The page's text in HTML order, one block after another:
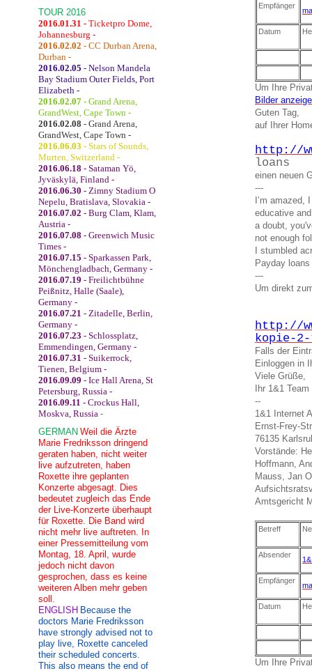
Empfänger
Datum
Um Ihre
Bilder
Guten Tag,
auf Ihrer
http://
loans
einen neuen
---
I’m amazed,
educative
a doubt,
not enough
I stumbled
Payday loans
---
Um direkt
http://
kopie-
Falls der
Einloggen in
Viele Grüße,
Ihr 1&1 Team
--
1&1 Internet
Ernst-Frey-
76135
Vorstände:
Hoffmann,
Mauss, Jan
Amtsgericht
Betreff
Absender
Empfänger
Datum
Um Ihre
TOUR 2016
2016.01.31 - Ticketpro Dome,
Johannesburg -
2016.02.02 - CC Durban Arena,
Durban -
2016.02.05 - Nelson Mandela
Bay Stadium Outer Fields, Port
Elizabeth -
2016.02.07 - Grand Arena,
GrandWest, Cape Town -
2016.02.08 - Grand Arena,
GrandWest, Cape Town -
2016.06.03 - Stars of Sounds,
Murten, Switzerland -
2016.06.18 - Sataman Yö,
Jyväskylä, Finland -
2016.06.30 - Zimny Stadium O
Nepelu, Bratislava, Slovakia -
2016.07.02 - Burg Clam, Klam,
Austria -
2016.07.08 - Greenwich Music
Times -
2016.07.15 - Sparkassen Park,
Mönchengladbach, Germany -
2016.07.19 - Freilichtbühne
Peißnitz, Halle (Saale),
Germany -
2016.07.21 - Zitadelle, Berlin,
Germany -
2016.07.23 - Schlossplatz,
Emmendingen, Germany -
2016.07.31 - Suikerrock,
Tienen, Belgium -
2016.09.09 - Ice Hall Arena, St
Petersburg, Russia -
2016.09.11 - Crockus Hall,
Moskva, Russia -
GERMAN Weil die Ärzte
Marie Fredriksson dringend
geraten haben, nicht weiter
live aufzutreten, haben
Roxette ihre geplanten
Konzerte abgesagt. Dies
bedeutet zugleich das Ende
der Live-Konzerte überhaupt
für Roxette. Die Band wird
nicht mehr live auftreten. In
einer Pressemitteilung vom
Montag, 18. April, wurde
jedoch nicht davon
gesprochen, dass es keine
weiteren Alben mehr geben
soll.
ENGLISH Because the
doctors Marie Fredriksson
have strongly advised not to
play live, Roxette canceled
their scheduled concerts.
This also means the end of